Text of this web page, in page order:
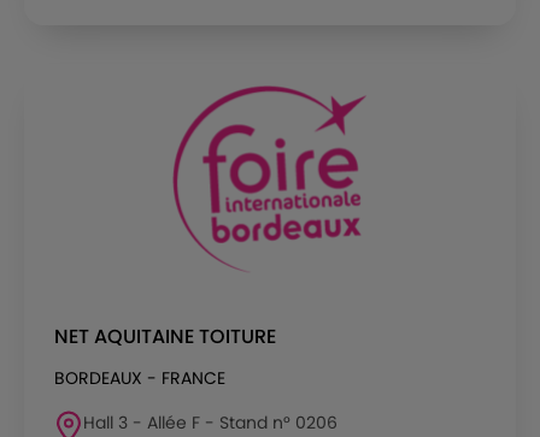
NET AQUITAINE TOITURE
BORDEAUX - FRANCE
Hall 3 - Allée F - Stand n° 0206